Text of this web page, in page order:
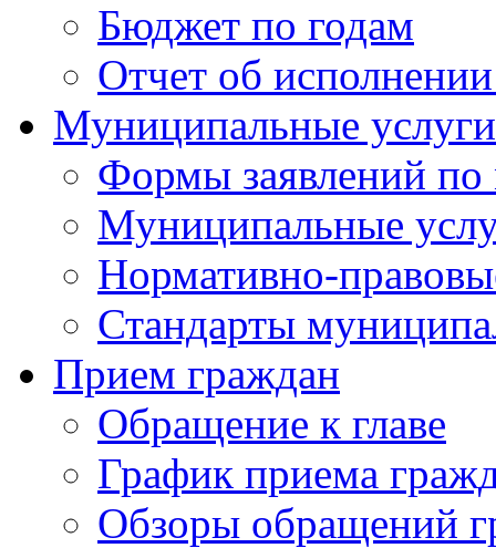
Бюджет по годам
Отчет об
Муниципальные услуги
Формы заявлений
Муниципальные
Нормативно-
Стандарты
Прием граждан
Обращение к главе
График приема
Обзоры обращений